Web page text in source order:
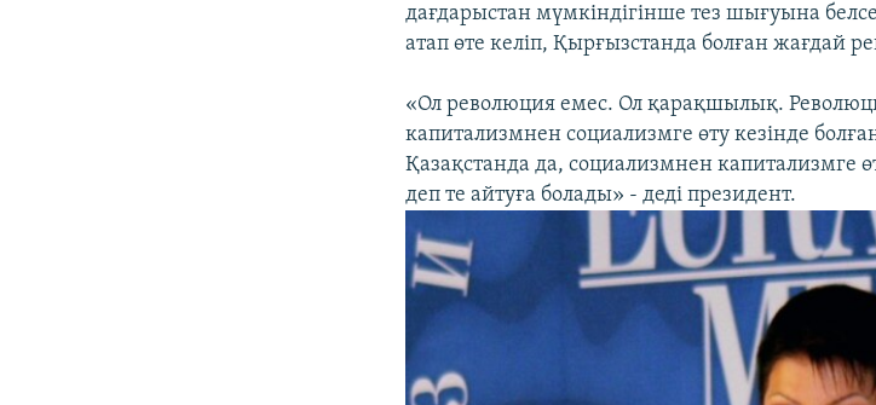
дағдарыстан мүмкіндігінше тез шығуына
атап өте келіп, Қырғызстанда болған жағдай
«Ол революция емес. Ол қарақшылық.
капитализмнен социализмге өту кезінде
Қазақстанда да, социализмнен капитализмге
деп те айтуға болады» - деді президент.